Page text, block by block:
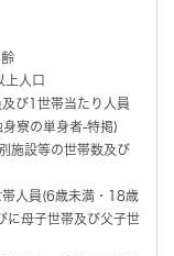
上人口
び1世帯当たり人員
寮の単身者-特掲)
施設等の世帯数及び
人員(6歳未満・18歳
に母子世帯及び父子世